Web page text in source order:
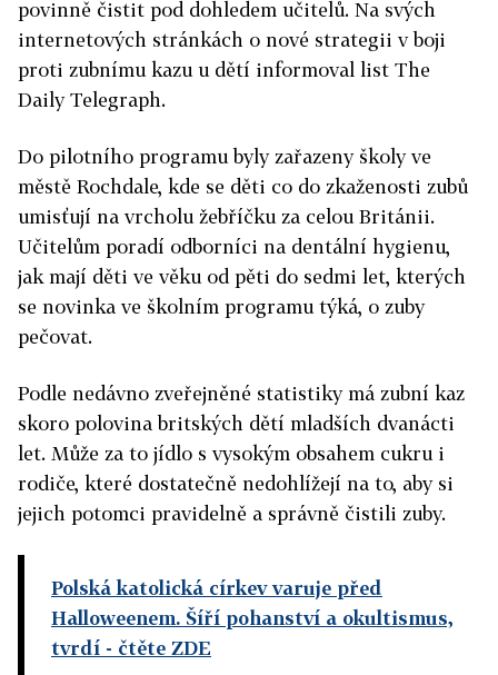
povinně čistit pod dohledem učitelů. Na svých
internetových stránkách o nové strategii v boji
proti zubnímu kazu u dětí informoval list The
Daily Telegraph.
Do pilotního programu byly zařazeny školy ve
městě Rochdale, kde se děti co do zkaženosti zubů
umisťují na vrcholu žebříčku za celou Británii.
Učitelům poradí odborníci na dentální hygienu,
jak mají děti ve věku od pěti do sedmi let, kterých
se novinka ve školním programu týká, o zuby
pečovat.
Podle nedávno zveřejněné statistiky má zubní kaz
skoro polovina britských dětí mladších dvanácti
let. Může za to jídlo s vysokým obsahem cukru i
rodiče, které dostatečně nedohlížejí na to, aby si
jejich potomci pravidelně a správně čistili zuby.
Polská katolická církev varuje před
Halloweenem. Šíří pohanství a okultismus,
tvrdí - čtěte ZDE